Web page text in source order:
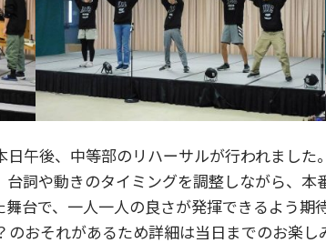
午後、中等部のリハーサルが行われました
詞や動きのタイミングを調整しながら、
台で、一人一人の良さが発揮できるよう期
おそれがあるため詳細は当日までのお楽し